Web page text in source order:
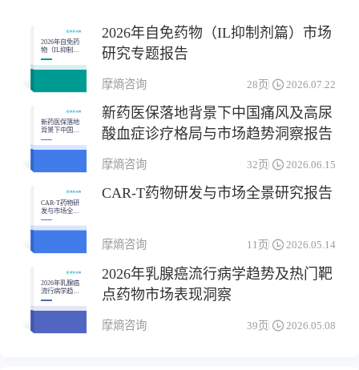
2026年自免药
物（IL抑制剂
篇）市场研究
专题报告
2026年自免药物（IL抑制剂篇）市场
研究专题报告
摩熵咨询 28页 2026.07.22
新药医保落地
背景下中国痛
风及高尿酸血
症诊疗格局与
新药医保落地背景下中国痛风及高尿
酸血症诊疗格局与市场趋势洞察报告
摩熵咨询 32页 2026.06.15
CAR-T药物研
发与市场全景
研究报告
CAR-T药物研发与市场全景研究报告
摩熵咨询 11页 2026.05.14
2026年乳腺癌
流行病学趋势
及热门靶点药
物市场表现洞
2026年乳腺癌流行病学趋势及热门靶
点药物市场表现洞察
摩熵咨询 39页 2026.05.08